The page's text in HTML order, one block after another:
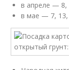
в апреле — 8,
в мае — 7, 13,